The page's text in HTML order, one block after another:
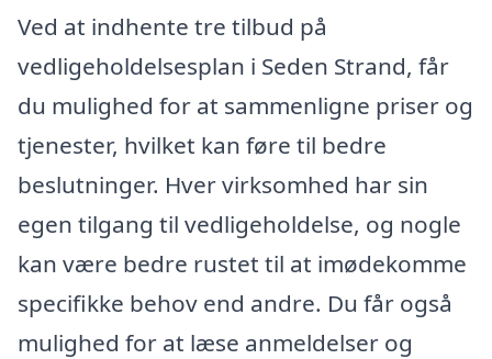
Ved at indhente tre tilbud på
vedligeholdelsesplan i Seden Strand, får
du mulighed for at sammenligne priser og
tjenester, hvilket kan føre til bedre
beslutninger. Hver virksomhed har sin
egen tilgang til vedligeholdelse, og nogle
kan være bedre rustet til at imødekomme
specifikke behov end andre. Du får også
mulighed for at læse anmeldelser og